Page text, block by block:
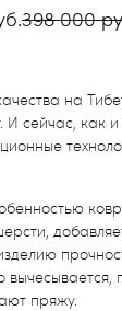
398 000
на
И сейчас, как
вычесывается,
пряжу.